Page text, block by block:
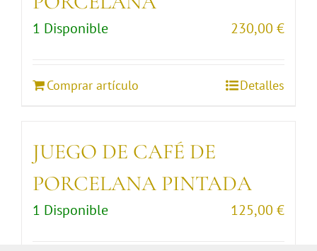
1 Disponible 230,00 €
Comprar artículo Detalles
JUEGO DE CAFÉ DE
PORCELANA PINTADA
1 Disponible 125,00 €